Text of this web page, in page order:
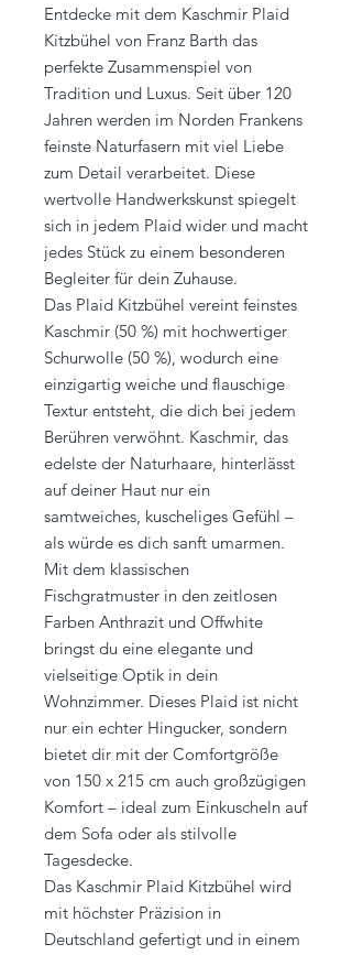
Entdecke mit dem Kaschmir Plaid
Kitzbühel von Franz Barth das
perfekte Zusammenspiel von
Tradition und Luxus. Seit über 120
Jahren werden im Norden Frankens
feinste Naturfasern mit viel Liebe
zum Detail verarbeitet. Diese
wertvolle Handwerkskunst spiegelt
sich in jedem Plaid wider und macht
jedes Stück zu einem besonderen
Begleiter für dein Zuhause.
Das Plaid Kitzbühel vereint feinstes
Kaschmir (50 %) mit hochwertiger
Schurwolle (50 %), wodurch eine
einzigartig weiche und flauschige
Textur entsteht, die dich bei jedem
Berühren verwöhnt. Kaschmir, das
edelste der Naturhaare, hinterlässt
auf deiner Haut nur ein
samtweiches, kuscheliges Gefühl –
als würde es dich sanft umarmen.
Mit dem klassischen
Fischgratmuster in den zeitlosen
Farben Anthrazit und Offwhite
bringst du eine elegante und
vielseitige Optik in dein
Wohnzimmer. Dieses Plaid ist nicht
nur ein echter Hingucker, sondern
bietet dir mit der Comfortgröße
von 150 x 215 cm auch großzügigen
Komfort – ideal zum Einkuscheln auf
dem Sofa oder als stilvolle
Tagesdecke.
Das Kaschmir Plaid Kitzbühel wird
mit höchster Präzision in
Deutschland gefertigt und in einem